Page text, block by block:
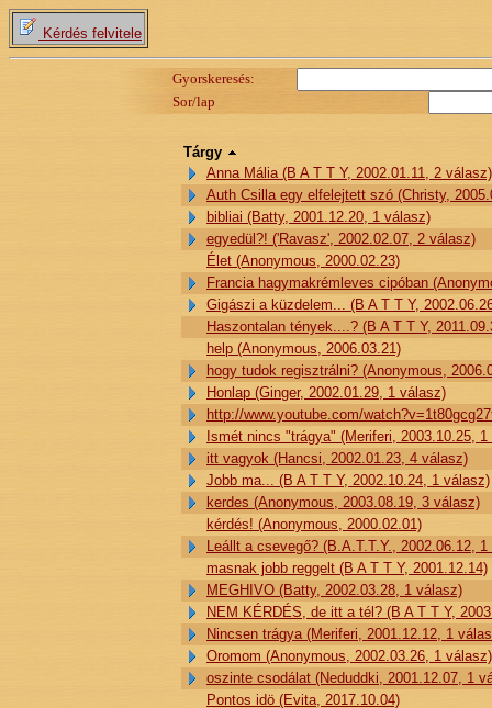
Kérdés felvitele
Gyorskeresés:
Sor/lap
Tárgy
Anna Mália (B A T T Y, 2002.01.11, 2 válasz)
Auth Csilla egy elfelejtett szó (Christy,
bibliai (Batty, 2001.12.20, 1 válasz)
egyedül?! ('Ravasz', 2002.02.07, 2 válasz)
Élet (Anonymous, 2000.02.23)
Francia hagymakrémleves cipóban
Gigászi a küzdelem... (B A T T Y,
Haszontalan tények....? (B A T T Y,
help (Anonymous, 2006.03.21)
hogy tudok regisztrálni? (Anonymous,
Honlap (Ginger, 2002.01.29, 1 válasz)
http://www.youtube.com/
Ismét nincs "trágya" (Meriferi, 2003.10.25,
itt vagyok (Hancsi, 2002.01.23, 4 válasz)
Jobb ma... (B A T T Y, 2002.10.24, 1 válasz)
kerdes (Anonymous, 2003.08.19, 3 válasz)
kérdés! (Anonymous, 2000.02.01)
Leállt a csevegő? (B.A.T.T.Y., 2002.06.12,
masnak jobb reggelt (B A T T Y, 2001.12.14)
MEGHIVO (Batty, 2002.03.28, 1 válasz)
NEM KÉRDÉS, de itt a tél? (B A T T Y,
Nincsen trágya (Meriferi, 2001.12.12, 1
Oromom (Anonymous, 2002.03.26, 1 válasz)
oszinte csodálat (Neduddki, 2001.12.07, 1
Pontos idö (Evita, 2017.10.04)